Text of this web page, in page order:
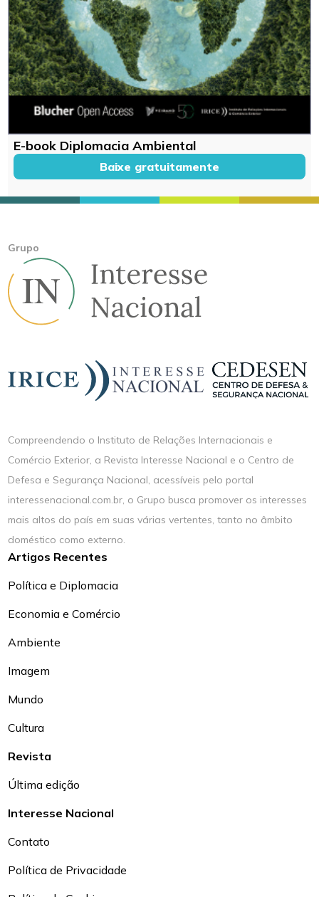
E-book Diplomacia Ambiental
Baixe gratuitamente
Grupo
Compreendendo o Instituto de Relações Internacionais e
Comércio Exterior, a Revista Interesse Nacional e o Centro de
Defesa e Segurança Nacional, acessíveis pelo portal
interessenacional.com.br, o Grupo busca promover os interesses
mais altos do país em suas várias vertentes, tanto no âmbito
doméstico como externo.
Artigos Recentes
Política e Diplomacia
Economia e Comércio
Ambiente
Imagem
Mundo
Cultura
Revista
Última edição
Interesse Nacional
Contato
Política de Privacidade